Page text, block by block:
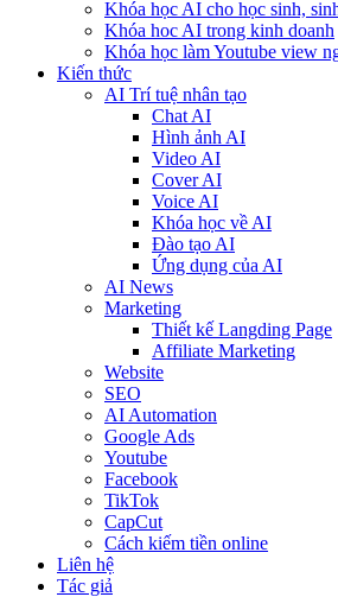
Khóa học AI cho học sinh,
Khóa hoc AI trong kinh doanh
Khóa học làm Youtube view
Kiến thức
AI Trí tuệ nhân tạo
Chat AI
Hình ảnh AI
Video AI
Cover AI
Voice AI
Khóa học về AI
Đào tạo AI
Ứng dụng của AI
AI News
Marketing
Thiết kế Langding Page
Affiliate Marketing
Website
SEO
AI Automation
Google Ads
Youtube
Facebook
TikTok
CapCut
Cách kiếm tiền online
Liên hệ
Tác giả